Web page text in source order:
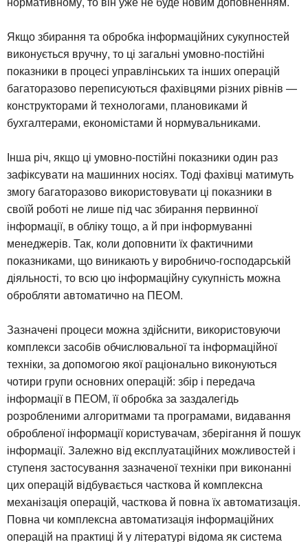
Якщо збирання та обробка інформаційних сукупностей
виконується вручну, то ці загальні умовно-постійні
показники в процесі управлінських та інших операцій
багаторазово переписуються фахівцями різних рівнів —
конструкторами й технологами, плановиками й
бухгалтерами, економістами й нормувальниками.
Інша річ, якщо ці умовно-постійні показники один раз
зафіксувати на машинних носіях. Тоді фахівці матимуть
змогу багаторазово використовувати ці показники в
своїй роботі не лише під час збирання первинної
інформації, в обліку тощо, а й при інформуванні
менеджерів. Так, коли доповнити їх фактичними
показниками, що виникають у виробничо-господарській
діяльності, то всю цю інформаційну сукупність можна
обробляти автоматично на ПЕОМ.
Зазначені процеси можна здійснити, використовуючи
комплекси засобів обчислювальної та інформаційної
техніки, за допомогою якої раціонально виконуються
чотири групи основних операцій: збір і передача
інформації в ПЕОМ, її обробка за заздалегідь
розробленими алгоритмами та програмами, видавання
обробленої інформації користувачам, зберігання й пошук
інформації. Залежно від експлуатаційних можливостей і
ступеня застосування зазначеної техніки при виконанні
цих операцій відбувається часткова й комплексна
механізація операцій, часткова й повна їх автоматизація.
Повна чи комплексна автоматизація інформаційних
операцій на практиці й у літературі відома як система